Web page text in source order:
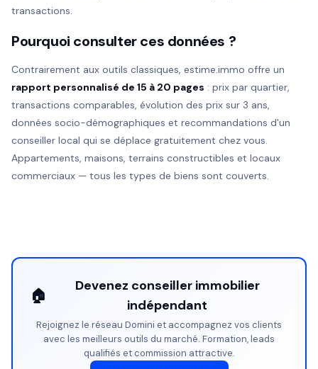
transactions.
Pourquoi consulter ces données ?
Contrairement aux outils classiques, estime.immo offre un
rapport personnalisé de 15 à 20 pages : prix par quartier,
transactions comparables, évolution des prix sur 3 ans,
données socio-démographiques et recommandations d'un
conseiller local qui se déplace gratuitement chez vous.
Appartements, maisons, terrains constructibles et locaux
commerciaux — tous les types de biens sont couverts.
🏠
Devenez conseiller immobilier
indépendant
Rejoignez le réseau Domini et accompagnez vos clients
avec les meilleurs outils du marché. Formation, leads
qualifiés et commission attractive.